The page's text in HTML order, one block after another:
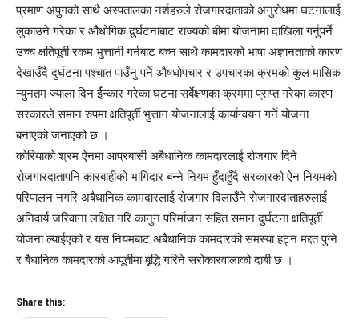
प्रमाण अपुगको साथै अस्पतालका नर्शहरुले रोजगारदाताको अनुरोधमा घटनालाई
लुकाउने गरेका र औधोगिक दुर्र्घटनाबाट राज्यको बीमा योजनामा दाखिला गर्नुपर्ने
उच्च क्षतिपूर्ती रकम भुत्तानी गर्नबाट बच्न साथै कामदारको भाषा अज्ञानताको कारण
देखाउँदै दुर्घटना पश्चात पाउँनु पर्ने औषधोपचार र उपचारका क्रमको कुल मासिक
न्युनतम ज्याला दिन र्ईन्कार गरेका घटना सर्बेक्षणका क्रममा प्राप्त गरेका कारण
सरकारले समान रुपमा क्षतिपूर्ती भुत्तान योजनालाई कार्यान्वयन गर्ने योजना
बनाएको जनाएको छ ।
कोरियाको श्रम ऐनमा आप्रबासी अबैधानिक कामदारलाई रोजगार दिने
रोजगारदातापनि कारबाहीको भागिदार बन्ने नियम हुँदाहुँदै सरकारको ऐन नियमको
परिपालन नगरि अबैधानिक कामदारलाई रोजगार दिलाउँने रोजगारदाताहरुलार्ई
अनिवार्य जरिवाना लक्षित गरि कानुन परिर्माजन सहित समान दुर्घटना क्षतिपूर्ती
योजना ल्याईएको र यस नियमबाट अबैधानिक कामदारको समस्या हट्न मद्दत पुग्ने
र बैधानिक कामदारको आपूर्तीमा बृृद्धि गरिने सरोकारवालाको दाबी छ ।
Share this: